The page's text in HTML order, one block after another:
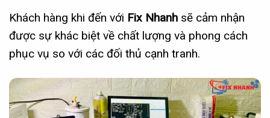
Khách hàng khi đến với Fix Nhanh sẽ cảm nhận
được sự khác biệt về chất lượng và phong cách
phục vụ so với các đối thủ cạnh tranh.